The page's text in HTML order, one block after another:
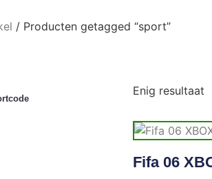
/ Producten getagged “sport”
Enig resultaat
Fifa 06